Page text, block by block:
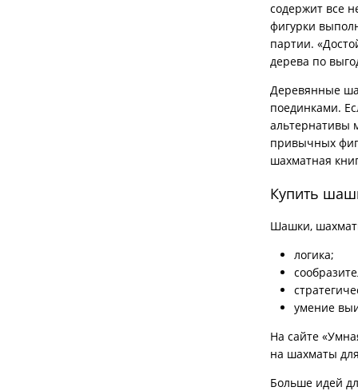
содержит все
фигурки
партии.
дерева по
Деревянные
поединками.
альтернативы
привычных
шахматная
Купить
Шашки,
логика;
умение
На сайте
на шахматы
Больше идей